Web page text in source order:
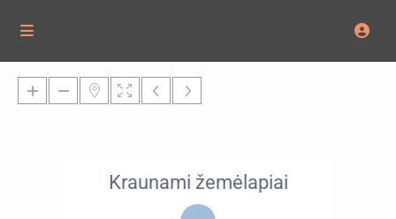
Kraunami žemėlapiai